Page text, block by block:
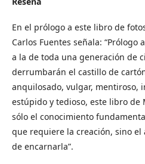
En el prólogo a este libro de
Carlos Fuentes señala:
a la de toda una generación de
derrumbarán el castillo de
anquilosado, vulgar, mentiroso,
estúpido y tedioso, este libro de
sólo el conocimiento
que requiere la creación, sino el
de encarnarla”.